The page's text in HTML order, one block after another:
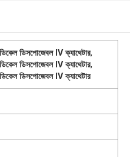
ডিসপোজেবল IV ক্যাথেটার,
ডিসপোজেবল IV ক্যাথেটার,
ডিসপোজেবল IV ক্যাথেটার